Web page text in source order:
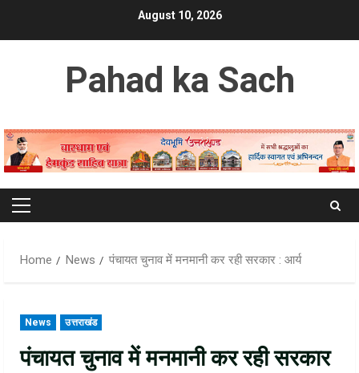
August 10, 2026
Pahad ka Sach
Primary
Home
News पंचायत चुनाव में मनमानी कर रही सरकार : आर्य
News उत्तराखंड
पंचायत चुनाव में मनमानी कर रही सरकार